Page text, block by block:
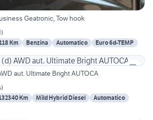
XC60 2.0 T4 Business Geatronic, Tow hook
)
Km Benzina Automatico
Euro 6d-TEMP
aut. Ultimate Bright AUTOCA
)
Km Mild Hybrid Diesel
Automatico